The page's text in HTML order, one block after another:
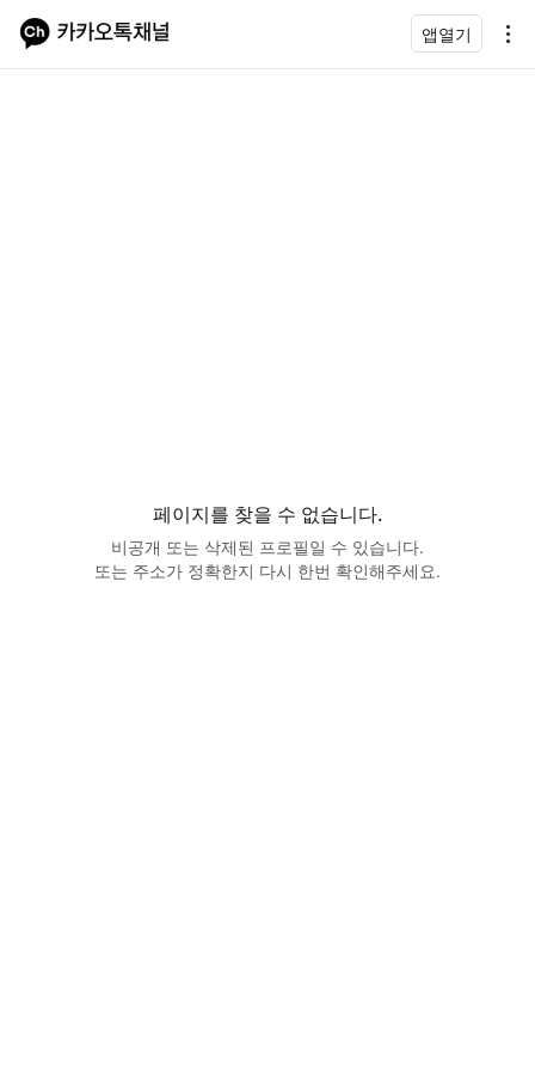
앱열기
페이지를 찾을 수 없습니다.
비공개 또는 삭제된 프로필일 수 있습니다.
또는 주소가 정확한지 다시 한번 확인해주세요.